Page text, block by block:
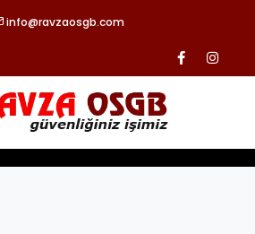
info@ravzaosgb.com